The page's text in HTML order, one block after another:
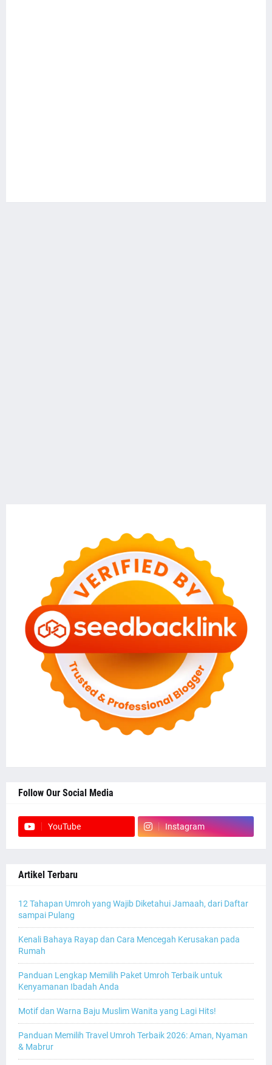
Follow Our Social Media
YouTube Instagram
Artikel Terbaru
12 Tahapan Umroh yang Wajib Diketahui Jamaah, dari Daftar
sampai Pulang
Kenali Bahaya Rayap dan Cara Mencegah Kerusakan pada
Rumah
Panduan Lengkap Memilih Paket Umroh Terbaik untuk
Kenyamanan Ibadah Anda
Motif dan Warna Baju Muslim Wanita yang Lagi Hits!
Panduan Memilih Travel Umroh Terbaik 2026: Aman, Nyaman
& Mabrur